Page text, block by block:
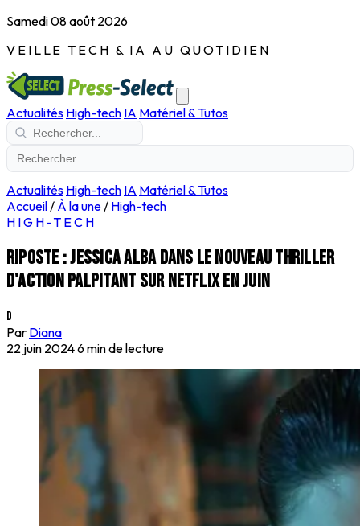
Samedi 08 août 2026
VEILLE TECH & IA AU QUOTIDIEN
Actualités High-tech IA Matériel & Tutos
Actualités High-tech IA Matériel & Tutos
Accueil/ À la une/ High-tech
HIGH-TECH
Riposte : Jessica Alba dans le nouveau thriller
d'action palpitant sur Netflix en juin
D
Par Diana
22 juin 20246 min de lecture